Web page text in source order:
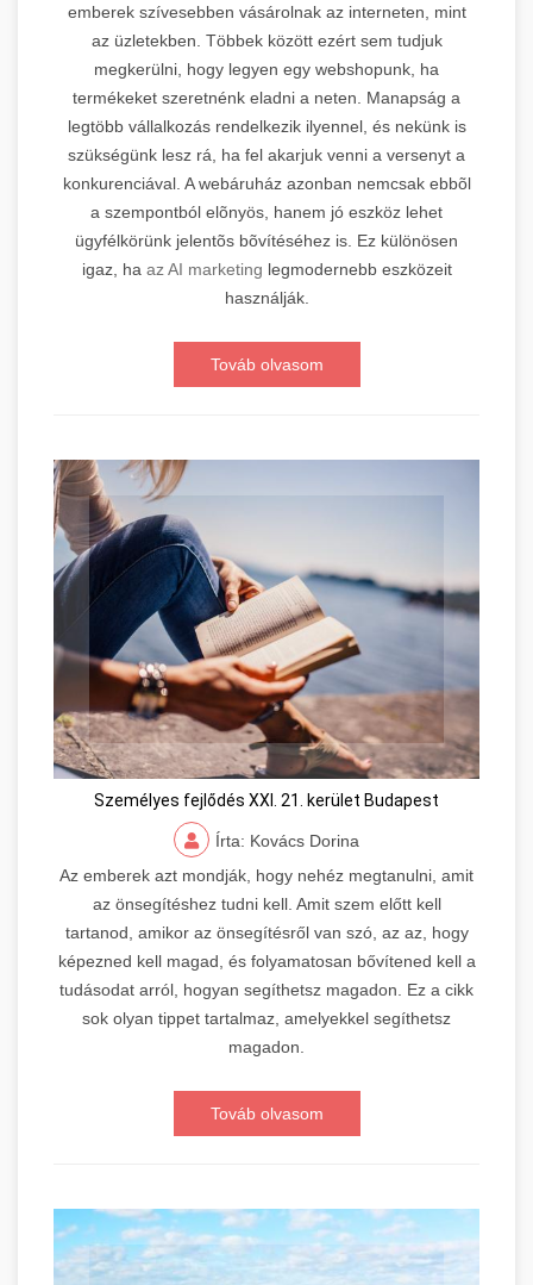
emberek szívesebben vásárolnak az interneten, mint
az üzletekben. Többek között ezért sem tudjuk
megkerülni, hogy legyen egy webshopunk, ha
termékeket szeretnénk eladni a neten. Manapság a
legtöbb vállalkozás rendelkezik ilyennel, és nekünk is
szükségünk lesz rá, ha fel akarjuk venni a versenyt a
konkurenciával. A webáruház azonban nemcsak ebbõl
a szempontból elõnyös, hanem jó eszköz lehet
ügyfélkörünk jelentõs bõvítéséhez is. Ez különösen
igaz, ha az AI marketing legmodernebb eszközeit
használják.
Továb olvasom
Személyes fejlődés XXI. 21. kerület Budapest
Írta: Kovács Dorina
Az emberek azt mondják, hogy nehéz megtanulni, amit
az önsegítéshez tudni kell. Amit szem előtt kell
tartanod, amikor az önsegítésről van szó, az az, hogy
képezned kell magad, és folyamatosan bővítened kell a
tudásodat arról, hogyan segíthetsz magadon. Ez a cikk
sok olyan tippet tartalmaz, amelyekkel segíthetsz
magadon.
Továb olvasom